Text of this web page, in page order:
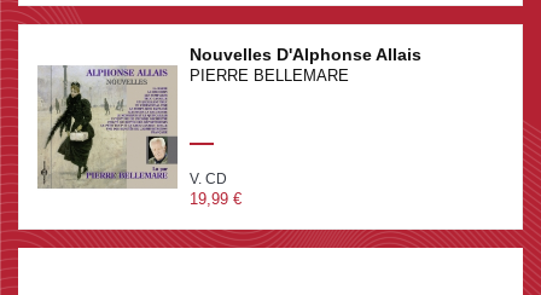
Nouvelles D'Alphonse Allais
PIERRE BELLEMARE
V. CD
19,99 €